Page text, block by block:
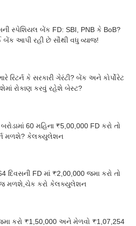
સ્પેશિયલ બેંક FD: SBI, PNB કે BoB?
બેંક આપી રહી છે સૌથી વધુ વ્યાજ!
રિટર્ન કે સરકારી ગેરંટી? બેંક અને કોર્પોરેટ
શેમાં રોકાણ કરવું રહેશે બેસ્ટ?
60 મહિના ₹5,00,000 FD કરો તો
મળશે? કેલક્યુલેશન
દિવસની FD માં ₹2,00,000 જમા કરો તો
મળશે,ચેક કરો કેલક્યુલેશન
કરો ₹1,50,000 અને મેળવો ₹1,07,254